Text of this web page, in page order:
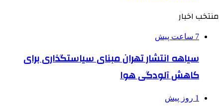
منتخب اخبار
7 ساعت پیش
سیاهه انتشار تهران مبنای سیاستگذاری برای
کاهش آلودگی هوا
1 روز پیش